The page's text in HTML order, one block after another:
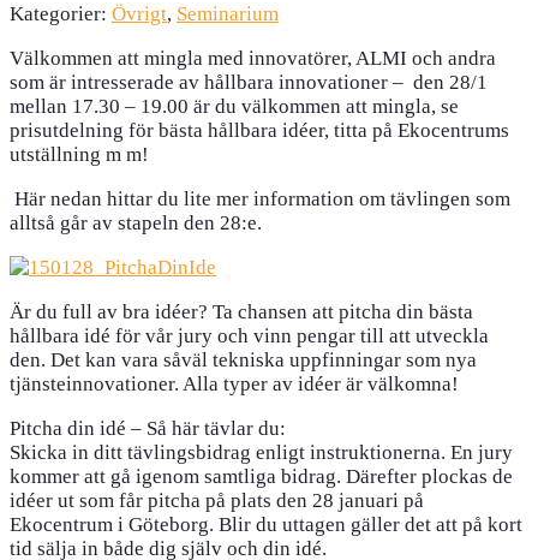
Kategorier: Övrigt, Seminarium
Välkommen att mingla med innovatörer, ALMI och andra
som är intresserade av hållbara innovationer – den 28/1
mellan 17.30 – 19.00 är du välkommen att mingla, se
prisutdelning för bästa hållbara idéer, titta på Ekocentrums
utställning m m!
Här nedan hittar du lite mer information om tävlingen som
alltså går av stapeln den 28:e.
Är du full av bra idéer? Ta chansen att pitcha din bästa
hållbara idé för vår jury och vinn pengar till att utveckla
den. Det kan vara såväl tekniska uppfinningar som nya
tjänsteinnovationer. Alla typer av idéer är välkomna!
Pitcha din idé – Så här tävlar du:
Skicka in ditt tävlingsbidrag enligt instruktionerna. En jury
kommer att gå igenom samtliga bidrag. Därefter plockas de
idéer ut som får pitcha på plats den 28 januari på
Ekocentrum i Göteborg. Blir du uttagen gäller det att på kort
tid sälja in både dig själv och din idé.